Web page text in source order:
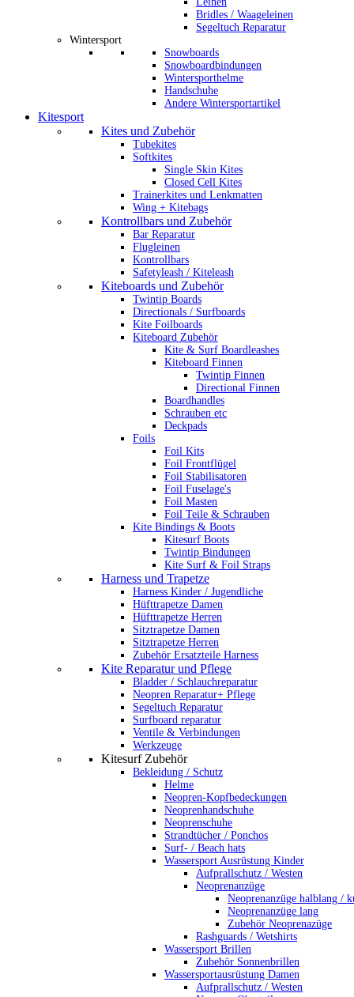
Bridles / Waageleinen
Segeltuch Reparatur
Wintersport
Snowboards
Snowboardbindungen
Wintersporthelme
Handschuhe
Andere Wintersportartikel
Kitesport
Kites und Zubehör
Tubekites
Softkites
Single Skin Kites
Closed Cell Kites
Trainerkites und Lenkmatten
Wing + Kitebags
Kontrollbars und Zubehör
Bar Reparatur
Flugleinen
Kontrollbars
Safetyleash / Kiteleash
Kiteboards und Zubehör
Twintip Boards
Directionals / Surfboards
Kite Foilboards
Kiteboard Zubehör
Kite & Surf Boardleashes
Kiteboard Finnen
Twintip Finnen
Directional Finnen
Boardhandles
Schrauben etc
Deckpads
Foils
Foil Kits
Foil Frontflügel
Foil Stabilisatoren
Foil Fuselage's
Foil Masten
Foil Teile & Schrauben
Kite Bindings & Boots
Kitesurf Boots
Twintip Bindungen
Kite Surf & Foil Straps
Harness und Trapetze
Harness Kinder / Jugendliche
Hüfttrapetze Damen
Hüfttrapetze Herren
Sitztrapetze Damen
Sitztrapetze Herren
Zubehör Ersatzteile Harness
Kite Reparatur und Pflege
Bladder / Schlauchreparatur
Neopren Reparatur+ Pflege
Segeltuch Reparatur
Surfboard reparatur
Ventile & Verbindungen
Werkzeuge
Kitesurf Zubehör
Bekleidung / Schutz
Helme
Neopren-Kopfbedeckungen
Neoprenhandschuhe
Neoprenschuhe
Strandtücher / Ponchos
Surf- / Beach hats
Wassersport Ausrüstung Kinder
Aufprallschutz / Westen
Neoprenanzüge
Neoprenanzüge halblang /
Neoprenanzüge lang
Zubehör Neoprenazüge
Rashguards / Wetshirts
Wassersport Brillen
Zubehör Sonnenbrillen
Wassersportausrüstung Damen
Aufprallschutz / Westen